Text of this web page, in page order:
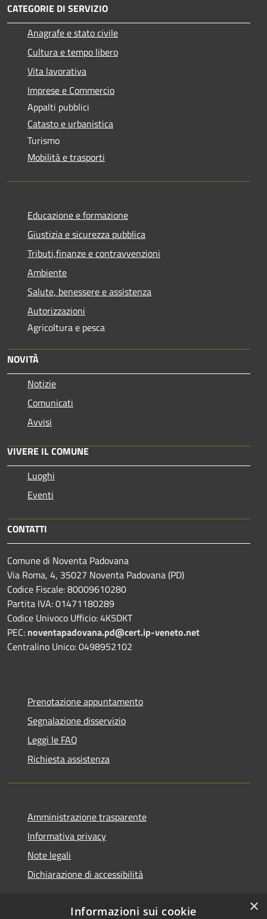
CATEGORIE DI SERVIZIO
Anagrafe e stato civile
Cultura e tempo libero
Vita lavorativa
Imprese e Commercio
Appalti pubblici
Catasto e urbanistica
Turismo
Mobilità e trasporti
Educazione e formazione
Giustizia e sicurezza pubblica
Tributi,finanze e contravvenzioni
Ambiente
Salute, benessere e assistenza
Autorizzazioni
Agricoltura e pesca
NOVITÀ
Notizie
Comunicati
Avvisi
VIVERE IL COMUNE
Luoghi
Eventi
CONTATTI
Comune di Noventa Padovana
Via Roma, 4, 35027 Noventa Padovana (PD)
Codice Fiscale: 80009610280
Partita IVA: 01471180289
Codice Univoco Ufficio: 4K5DKT
PEC: noventapadovana.pd@cert.ip-veneto.net
Centralino Unico: 0498952102
Prenotazione appuntamento
Segnalazione disservizio
Leggi le FAQ
Richiesta assistenza
Amministrazione trasparente
Informativa privacy
Note legali
Dichiarazione di accessibilità
×
Informazioni sui cookie